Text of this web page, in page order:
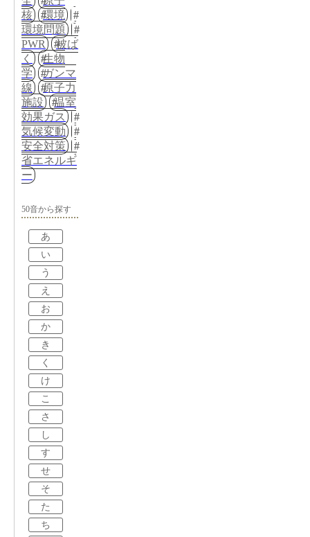
核
環境
環境問題
PWR
被ば
く
生物
学
ガンマ
線
原子力
施設
温室
効果ガス
気候変動
安全対策
省エネルギ
ー
50音から探す
あ
い
う
え
お
か
き
く
け
こ
さ
し
す
せ
そ
た
ち